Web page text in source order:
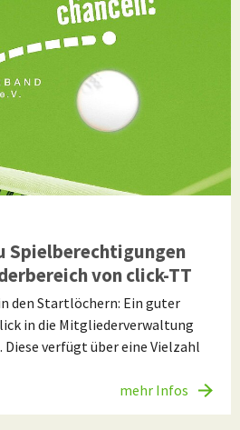
Spielberechtigungen
von click-TT
den Startlöchern: Ein guter
in die Mitgliederverwaltung
verfügt über eine Vielzahl
mehr Infos